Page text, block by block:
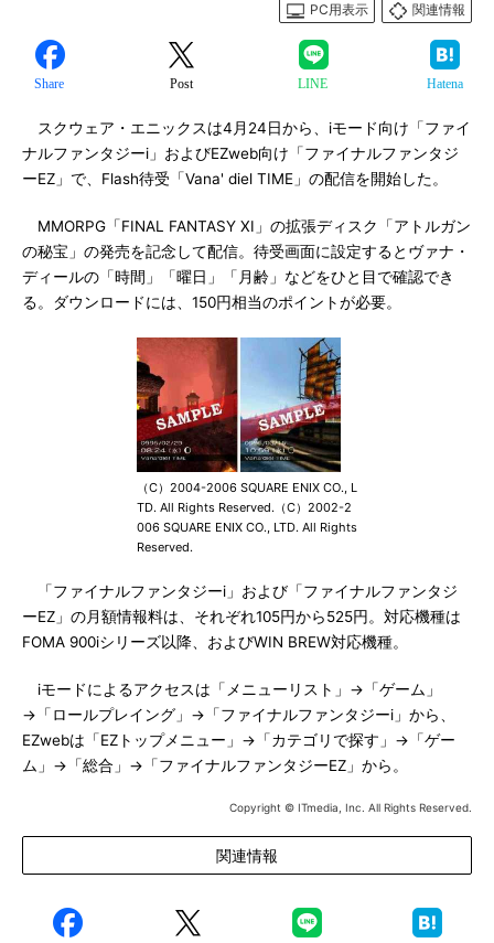
PC用表示
関連情報
Share Post LINE Hatena
スクウェア・エニックスは4月24日から、iモード向け「ファイ
ナルファンタジーi」およびEZweb向け「ファイナルファンタジ
ーEZ」で、Flash待受「Vana' diel TIME」の配信を開始した。
MMORPG「FINAL FANTASY XI」の拡張ディスク「アトルガン
の秘宝」の発売を記念して配信。待受画面に設定するとヴァナ・
ディールの「時間」「曜日」「月齢」などをひと目で確認でき
る。ダウンロードには、150円相当のポイントが必要。
（C）2004-2006 SQUARE ENIX CO., L
TD. All Rights Reserved.（C）2002-2
006 SQUARE ENIX CO., LTD. All Rights
Reserved.
「ファイナルファンタジーi」および「ファイナルファンタジ
ーEZ」の月額情報料は、それぞれ105円から525円。対応機種は
FOMA 900iシリーズ以降、およびWIN BREW対応機種。
iモードによるアクセスは「メニューリスト」→「ゲーム」
→「ロールプレイング」→「ファイナルファンタジーi」から、
EZwebは「EZトップメニュー」→「カテゴリで探す」→「ゲー
ム」→「総合」→「ファイナルファンタジーEZ」から。
Copyright © ITmedia, Inc. All Rights Reserved.
関連情報